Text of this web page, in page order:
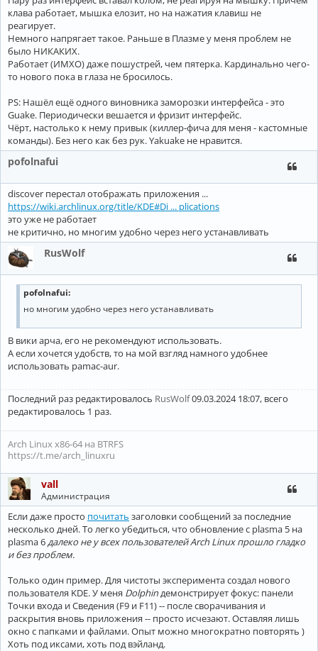
клава работает, мышка елозит, но на нажатия клавиш не
реагирует.
Немного напрягает такое. Раньше в Плазме у меня проблем не
было НИКАКИХ.
Работает (ИМХО) даже пошустрей, чем пятерка. Кардинально чего-
то нового пока в глаза не бросилось.
PS: Нашёл ещё одного виновника заморозки интерфейса - это
Guake. Периодически вешается и фризит интерфейс.
Чёрт, настолько к нему привык (киллер-фича для меня - кастомные
команды). Без него как без рук. Yakuake не нравится.
pofolnafui
discover перестал отображать приложения ...
https://wiki.archlinux.org/title/KDE#Di ... plications
это уже не работает
не критично, но многим удобно через него устанавливать
RusWolf
pofolnafui:
но многим удобно через него устанавливать
В вики арча, его не рекомендуют использовать.
А если хочется удобств, то на мой взгляд намного удобнее
использовать pamac-aur.
Последний раз редактировалось RusWolf09.03.2024 18:07, всего
редактировалось 1 раз.
Arch Linux x86-64 на BTRFS
https://t.me/arch_linuxru
vall
Администрация
Если даже просто почитать заголовки сообщений за последние
несколько дней. То легко убедиться, что обновление с plasma 5 на
plasma 6 далеко не у всех пользователей Arch Linux прошло гладко
и без проблем.
Только один пример. Для чистоты эксперимента создал нового
пользователя KDE. У меня Dolphinдемонстрирует фокус: панели
Точки входа и Сведения (F9 и F11) -- после сворачивания и
раскрытия вновь приложения -- просто исчезают. Оставляя лишь
окно с папками и файлами. Опыт можно многократно повторять )
Хоть под иксами, хоть под вэйланд.